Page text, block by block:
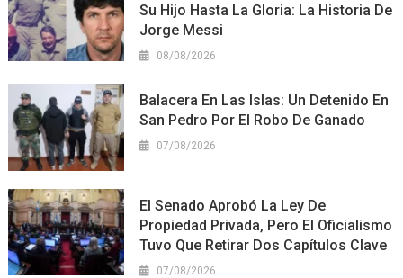
Su Hijo Hasta La Gloria: La Historia De
Jorge Messi
08/08/2026
Balacera En Las Islas: Un Detenido En
San Pedro Por El Robo De Ganado
07/08/2026
El Senado Aprobó La Ley De
Propiedad Privada, Pero El Oficialismo
Tuvo Que Retirar Dos Capítulos Clave
07/08/2026